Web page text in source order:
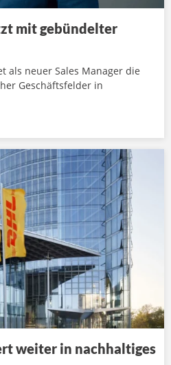
mit gebündelter
als neuer Sales Manager die
Geschäftsfelder in
weiter in nachhaltiges